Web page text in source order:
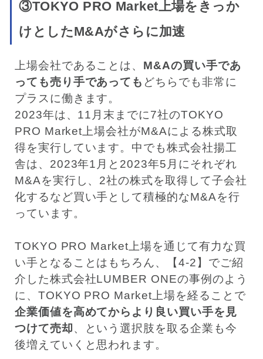
③TOKYO PRO Market上場をきっか
けとしたM&Aがさらに加速
上場会社であることは、 M&Aの買い手であ
っても売り手であっても どちらでも非常に
プラスに働きます。
2023年は、11月末までに7社のTOKYO
PRO Market上場会社がM&Aによる株式取
得を実行しています。中でも株式会社揚工
舎は、2023年1月と2023年5月にそれぞれ
M&Aを実行し、2社の株式を取得して子会社
化するなど買い手として積極的なM&Aを行
っています。
TOKYO PRO Market上場を通じて有力な買
い手となることはもちろん、【4-2】でご紹
介した株式会社LUMBER ONEの事例のよう
に、TOKYO PRO Market上場を経ることで
企業価値を高めてからより良い買い手を見
つけて売却、という選択肢を取る企業も今
後増えていくと思われます。